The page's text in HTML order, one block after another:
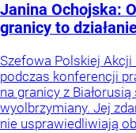
Janina Ochojska:
granicy to
Szefowa Polskiej
podczas konferencji
na granicy z
wyolbrzymiany. Jej
nie usprawiedliwiają